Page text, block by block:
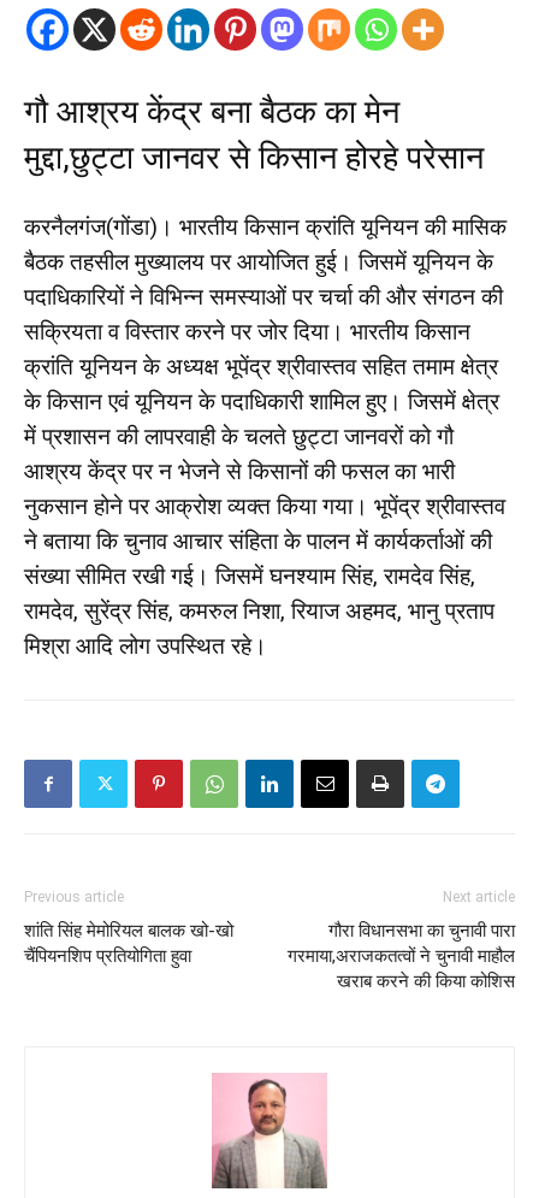
गौ आश्रय केंद्र बना बैठक का मेन
मुद्दा,छुट्टा जानवर से किसान होरहे परेसान
करनैलगंज(गोंडा)। भारतीय किसान क्रांति यूनियन की मासिक
बैठक तहसील मुख्यालय पर आयोजित हुई। जिसमें यूनियन के
पदाधिकारियों ने विभिन्न समस्याओं पर चर्चा की और संगठन की
सक्रियता व विस्तार करने पर जोर दिया। भारतीय किसान
क्रांति यूनियन के अध्यक्ष भूपेंद्र श्रीवास्तव सहित तमाम क्षेत्र
के किसान एवं यूनियन के पदाधिकारी शामिल हुए। जिसमें क्षेत्र
में प्रशासन की लापरवाही के चलते छुट्टा जानवरों को गौ
आश्रय केंद्र पर न भेजने से किसानों की फसल का भारी
नुकसान होने पर आक्रोश व्यक्त किया गया। भूपेंद्र श्रीवास्तव
ने बताया कि चुनाव आचार संहिता के पालन में कार्यकर्ताओं की
संख्या सीमित रखी गई। जिसमें घनश्याम सिंह, रामदेव सिंह,
रामदेव, सुरेंद्र सिंह, कमरुल निशा, रियाज अहमद, भानु प्रताप
मिश्रा आदि लोग उपस्थित रहे।
Previous article
शांति सिंह मेमोरियल बालक खो-खो
चैंपियनशिप प्रतियोगिता हुवा
Next article
गौरा विधानसभा का चुनावी पारा
गरमाया,अराजकतत्वों ने चुनावी माहौल
खराब करने की किया कोशिस